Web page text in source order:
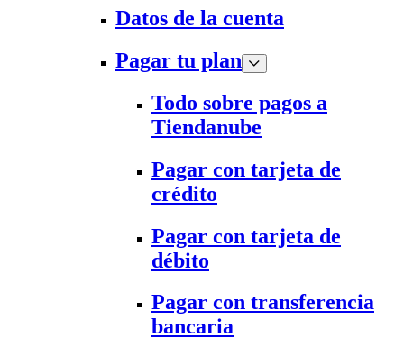
Datos de la cuenta
Pagar tu plan
Todo sobre pagos a
Tiendanube
Pagar con tarjeta de
crédito
Pagar con tarjeta de
débito
Pagar con transferencia
bancaria